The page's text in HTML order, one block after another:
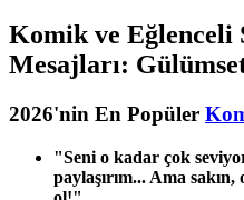
Komik ve Eğlenceli
Mesajları:
2026'nin En Popüler
"Seni o kadar çok
paylaşırım... Ama